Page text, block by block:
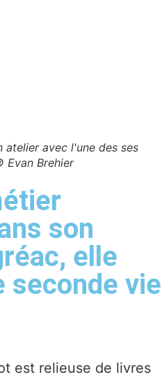
atelier avec l'une des ses
Evan Brehier
son
elle
seconde vie
est relieuse de livres